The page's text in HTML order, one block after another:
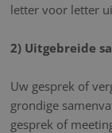
letter voor letter
2) Uitgebreide
Uw gesprek of
grondige
gesprek of